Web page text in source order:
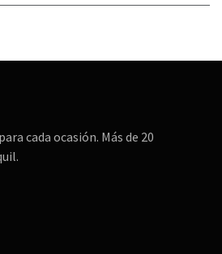
cada ocasión. Más de 20